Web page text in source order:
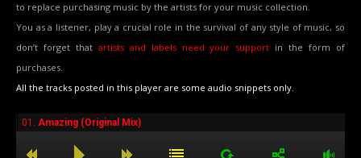
to replace purchasing music by the artists for your music collection.
You as a listener, play a crucial role in the survival of any style of music, so
don’t forget that artists and labels need your support in the form of
purchases.
All the tracks posted in this player are some audio snippets only.
01. Amazing (Original Mix)